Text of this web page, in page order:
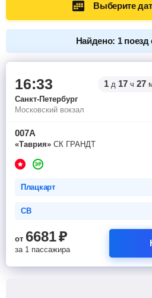
Выберите
Найдено: 1 поезд
16:33 1 д 17 ч 27
Санкт-Петербург
Московский вокзал
007А
«Таврия» СК ГРАНДТ
Плацкарт
СВ
от 6681₽
за 1 пассажира